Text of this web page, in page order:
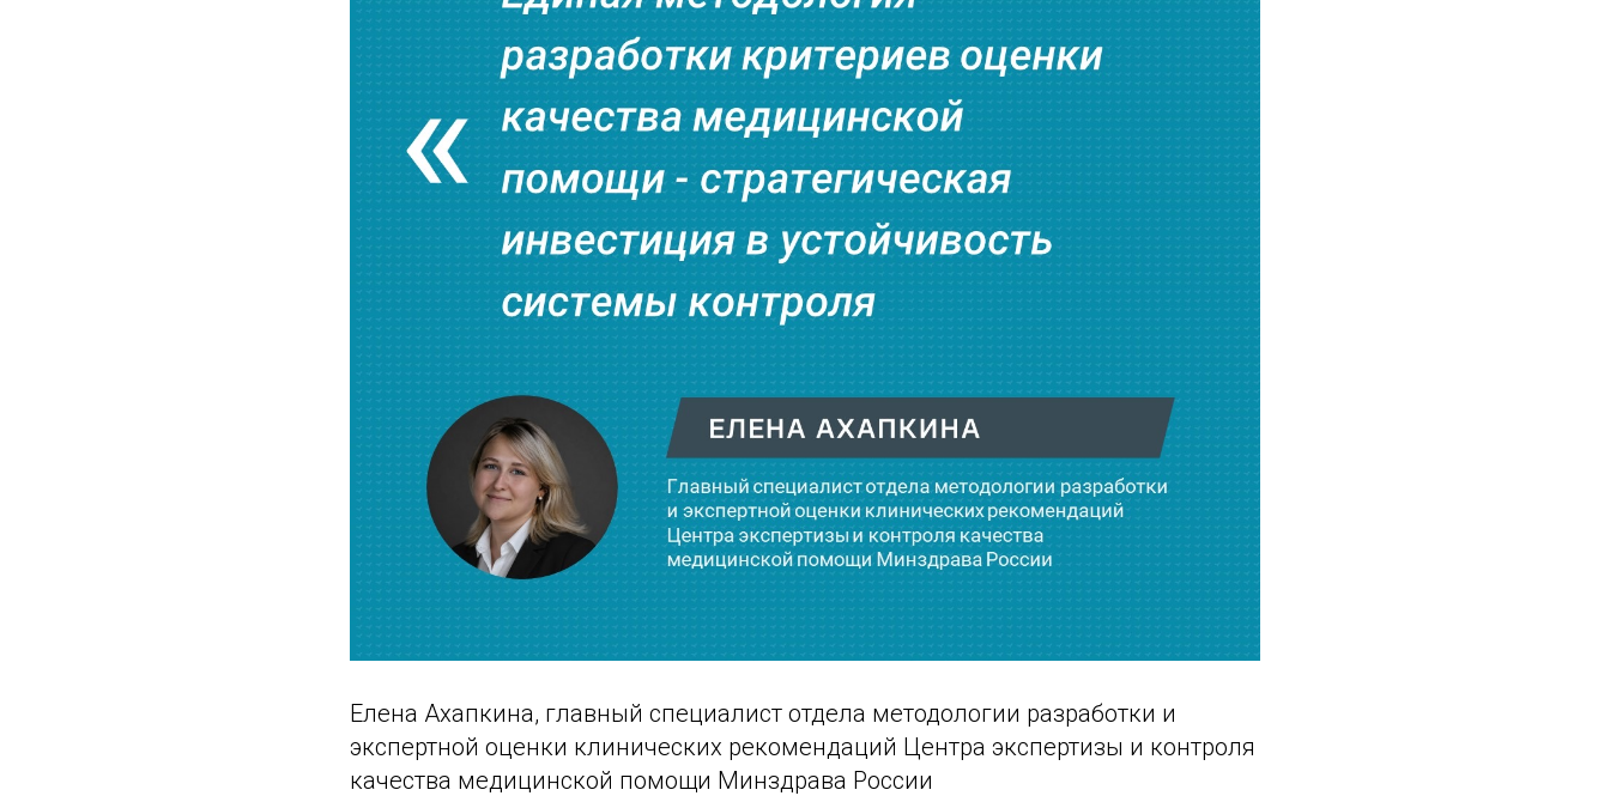
Елена Ахапкина, главный специалист отдела методологии разработки и
экспертной оценки клинических рекомендаций Центра экспертизы и контроля
качества медицинской помощи Минздрава России